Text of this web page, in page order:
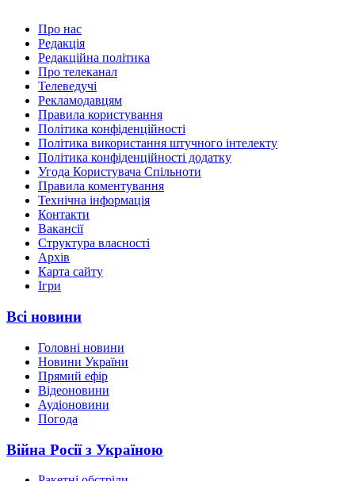
Про нас
Редакція
Редакційна політика
Про телеканал
Телеведучі
Рекламодавцям
Правила користування
Політика конфіденційності
Політика використання штучного інтелекту
Політика конфіденційності додатку
Угода Користувача Спільноти
Правила коментування
Технічна інформація
Контакти
Вакансії
Структура власності
Архів
Карта сайту
Ігри
Всі новини
Головні новини
Новини України
Прямий ефір
Відеоновини
Аудіоновини
Погода
Війна Росії з Україною